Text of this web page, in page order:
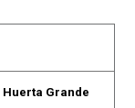
Grande